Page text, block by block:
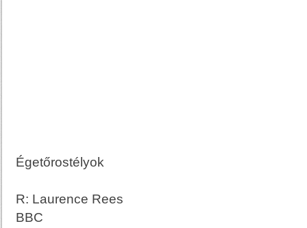
Égetőrostélyok
R: Laurence Rees
BBC